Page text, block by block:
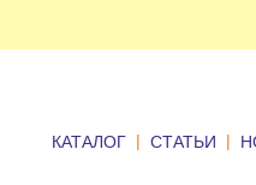
КАТАЛОГ | СТАТЬИ |